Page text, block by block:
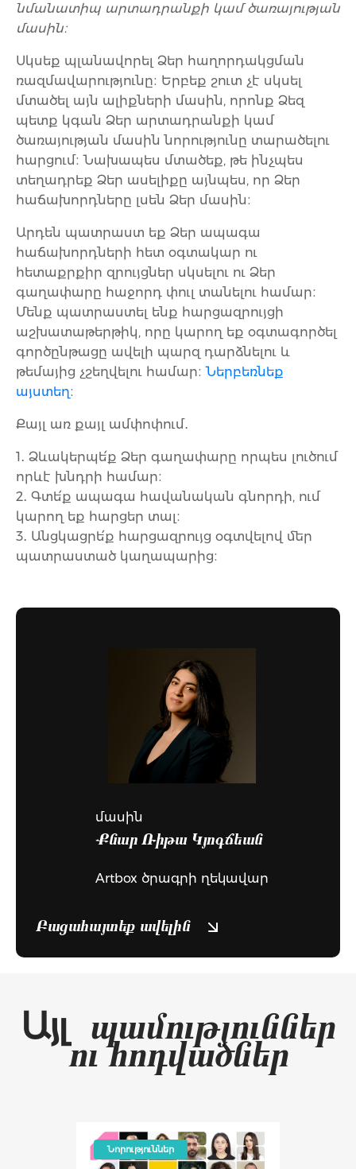
նմանատիպ արտադրանքի կամ ծառայության
մասին։
Սկսեք պլանավորել Ձեր հաղորդակցման
ռազմավարությունը։ Երբեք շուտ չէ սկսել
մտածել այն ալիքների մասին, որոնք Ձեզ
պետք կգան Ձեր արտադրանքի կամ
ծառայության մասին նորությունը տարածելու
հարցում։ Նախապես մտածեք, թե ինչպես
տեղադրեք Ձեր ասելիքը այնպես, որ Ձեր
հաճախորդները լսեն Ձեր մասին։
Արդեն պատրաստ եք Ձեր ապագա
հաճախորդների հետ օգտակար ու
հետաքրքիր զրույցներ սկսելու ու Ձեր
գաղափարը հաջորդ փուլ տանելու համար։
Մենք պատրաստել ենք հարցազրույցի
աշխատաթերթիկ, որը կարող եք օգտագործել
գործընթացը ավելի պարզ դարձնելու և
թեմայից չշեղվելու համար։Ներբեռնեք
այստեղ։
Քայլ առ քայլ ամփոփում․
1․ Ձևակերպե՛ք Ձեր գաղափարը որպես լուծում
որևէ խնդրի համար։
2․ Գտե՛ք ապագա հավանական գնորդի, ում
կարող եք հարցեր տալ։
3․ Անցկացրե՛ք հարցազրույց օգտվելով մեր
պատրաստած կաղապարից։
մասին
Քնար Ռիթա Կյոգճեան
Artbox ծրագրի ղեկավար
Բացահայտեք ավելին
Այլ պամություններ
ու հոդվածներ
Նորություններ